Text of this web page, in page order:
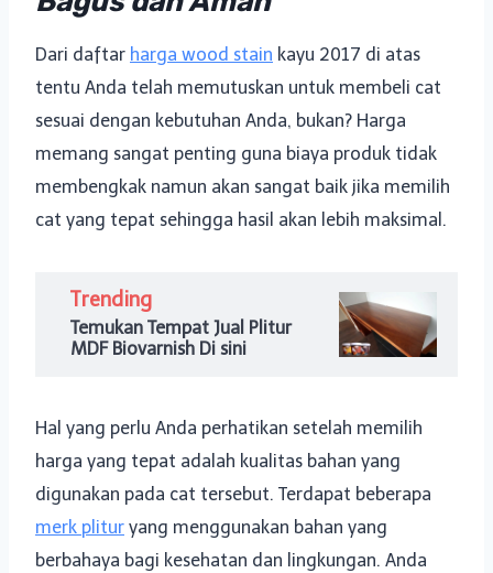
Dari daftar harga wood stain kayu 2017 di atas
tentu Anda telah memutuskan untuk membeli cat
sesuai dengan kebutuhan Anda, bukan? Harga
memang sangat penting guna biaya produk tidak
membengkak namun akan sangat baik jika memilih
cat yang tepat sehingga hasil akan lebih maksimal.
Trending
Temukan Tempat Jual Plitur
MDF Biovarnish Di sini
Hal yang perlu Anda perhatikan setelah memilih
harga yang tepat adalah kualitas bahan yang
digunakan pada cat tersebut. Terdapat beberapa
merk plitur yang menggunakan bahan yang
berbahaya bagi kesehatan dan lingkungan. Anda